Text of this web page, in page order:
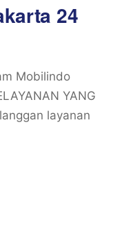
24
Mobilindo
YANG
layanan